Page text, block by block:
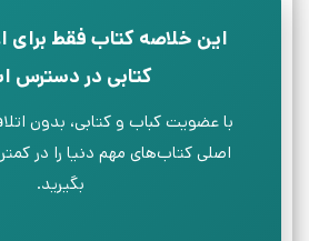
این خلاصه کتاب فقط برای
کتابی در دسترس
با عضویت کباب و کتابی، بدون
بگیرید.